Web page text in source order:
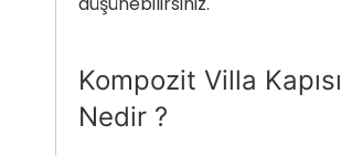
Kompozit Villa Kapısı
Nedir ?